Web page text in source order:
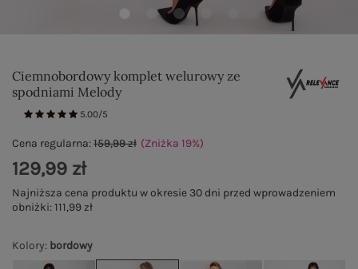
Ciemnobordowy komplet welurowy ze
spodniami Melody
5.00/5
Kolory: bordowy
Cena regularna:159,99 zł (Zniżka 19%)
129,99 zł
Najniższa cena produktu w okresie 30 dni przed wprowadzeniem
obniżki:111,99 zł